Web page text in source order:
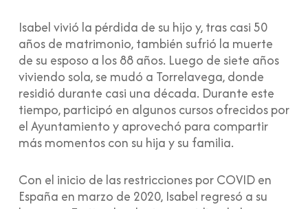
Isabel vivió la pérdida de su hijo y, tras casi 50
años de matrimonio, también sufrió la muerte
de su esposo a los 88 años. Luego de siete años
viviendo sola, se mudó a Torrelavega, donde
residió durante casi una década. Durante este
tiempo, participó en algunos cursos ofrecidos por
el Ayuntamiento y aprovechó para compartir
más momentos con su hija y su familia.
Con el inicio de las restricciones por COVID en
España en marzo de 2020, Isabel regresó a su